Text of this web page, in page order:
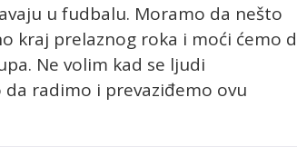
u fudbalu. Moramo da nešto
kraj prelaznog roka i moći ćemo
Ne volim kad se ljudi
radimo i prevaziđemo ovu